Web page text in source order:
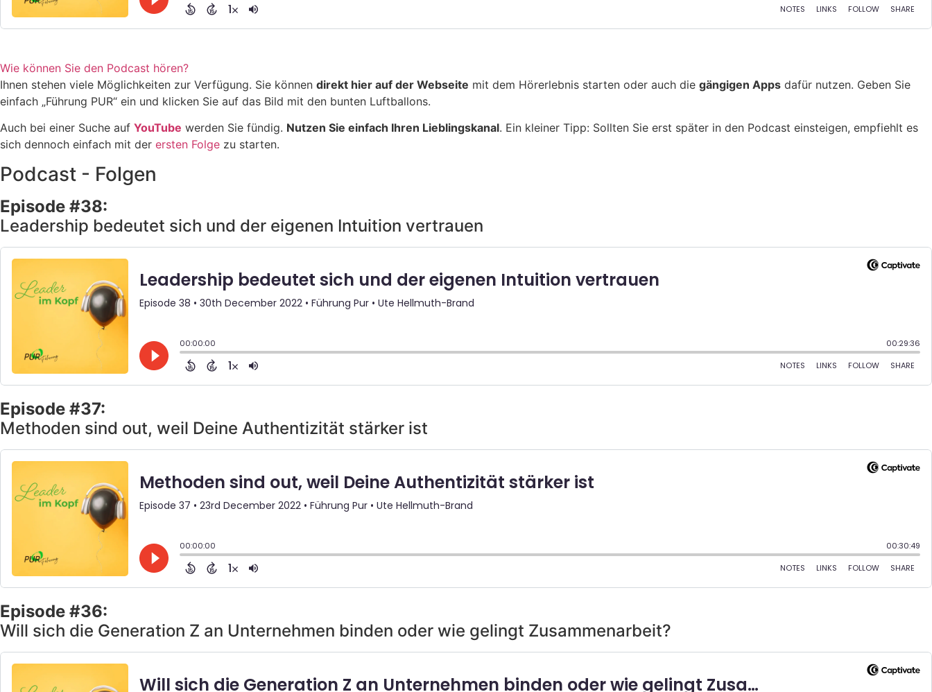
Wie können Sie den Podcast hören?
Ihnen stehen viele Möglichkeiten zur Verfügung. Sie können direkt hier auf der Webseite mit dem Hörerlebnis starten oder auch die gängigen Apps dafür nutzen. Geben Sie
einfach „Führung PUR“ ein und klicken Sie auf das Bild mit den bunten Luftballons.
Auch bei einer Suche auf YouTube werden Sie fündig. Nutzen Sie einfach Ihren Lieblingskanal. Ein kleiner Tipp: Sollten Sie erst später in den Podcast einsteigen, empfiehlt es
sich dennoch einfach mit der ersten Folge zu starten.
Podcast - Folgen
Episode #38:
Leadership bedeutet sich und der eigenen Intuition vertrauen
Episode #37:
Methoden sind out, weil Deine Authentizität stärker ist
Episode #36:
Will sich die Generation Z an Unternehmen binden oder wie gelingt Zusammenarbeit?